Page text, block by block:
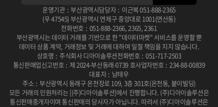
용성 연구 목적: 일차의료 환경에서 PHQ-2와 PHQ-9를 연속적으로
사용하는 선별검사의 효율성과 정확성을 평가 사용 데이터: 2010년
2월부터 6월까지 일개 대학병원 외래환자 201명을 대상으로 PHQ-
2, PHQ-9, BDI 설문조사 및 DSM-IV 기준에 따른 주치의 면담 주요
결과: PHQ-2/PHQ-9 연속선별검사는 단독 시행보다 진단 정확도가
높고 소요 시간이 적어 일차진료에서 우울증 선별에 유용한 도구로
확인됨 DOI / 링크: 논문 보기 � 뇌교육 기반 명상과 응용근신경학
운영기관 : 부산광역시담당자 : 이근복051-888-2365
(우 47545) 부산광역시 연제구 중앙대로 1001(연산동)
전화번호 : 051-888-2366, 2365, 2361
부산광역시는 데이터 거래를 기반으로 한 "데이터마켓" 서비스를 운영할 뿐
데이터 상품 계약, 거래정보 및 거래에 대하여 일절 책임을 지지 않습니다.
상호명 : 주식회사 디아이솔루션전화번호 : 051-717-2503
통신판매업신고번호 : 제 2024-부산동래-0739 호사업자번호 : 234-88-00839
대표자 : 남태우
주소 : 부산광역시 동래구 온천장로 109, 3층 301호(온천동, 붙이빌딩)
모든 거래의 민원처리는 [(주)디아이솔루션]에서 진행합니다. (주)디아이솔루션은
통신판매중개자이며 통신판매의 당사자가 아닙니다. 따라서 (주)디아이솔루션은